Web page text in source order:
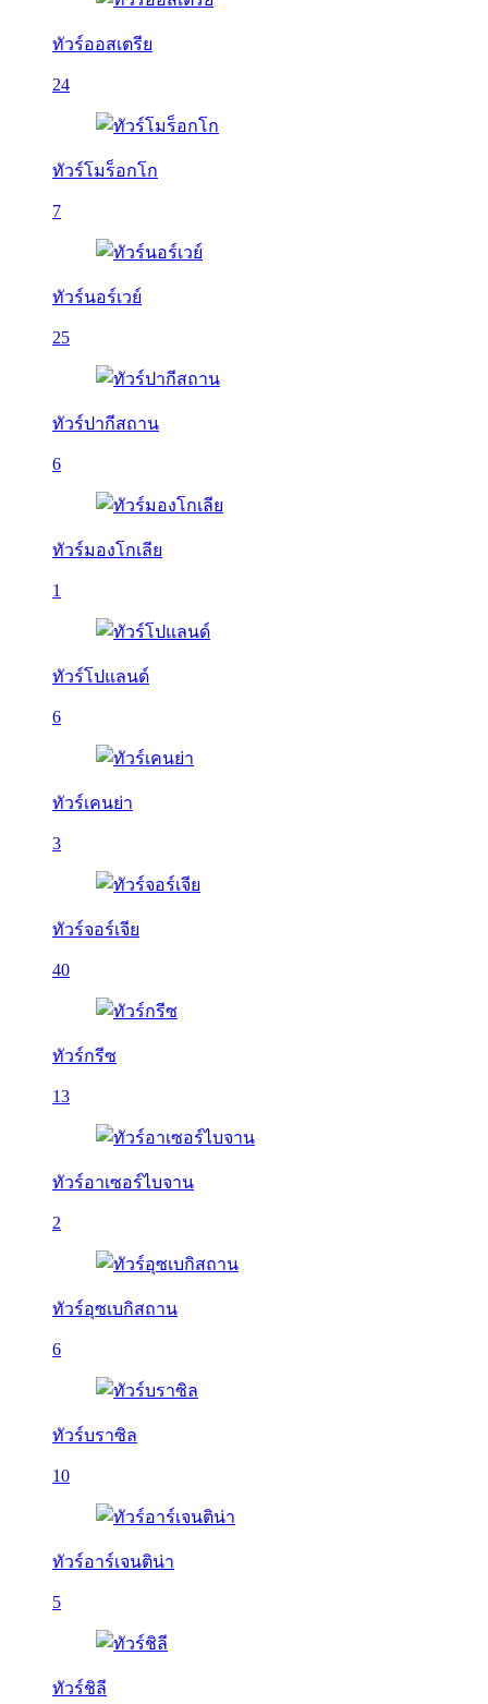
ทัวร์ออสเตรีย
24
ทัวร์โมร็อกโก
7
ทัวร์นอร์เวย์
25
ทัวร์ปากีสถาน
6
ทัวร์มองโกเลีย
1
ทัวร์โปแลนด์
6
ทัวร์เคนย่า
3
ทัวร์จอร์เจีย
40
ทัวร์กรีซ
13
ทัวร์อาเซอร์ไบจาน
2
ทัวร์อุซเบกิสถาน
6
ทัวร์บราซิล
10
ทัวร์อาร์เจนติน่า
5
ทัวร์ชิลี